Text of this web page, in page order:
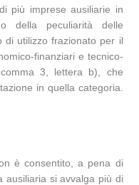
più imprese ausiliarie in
o della peculiarità delle
di utilizzo frazionato per il
finanziari e tecnico-
3, lettera b), che
in quella categoria.
è consentito, a pena di
ausiliaria si avvalga più di